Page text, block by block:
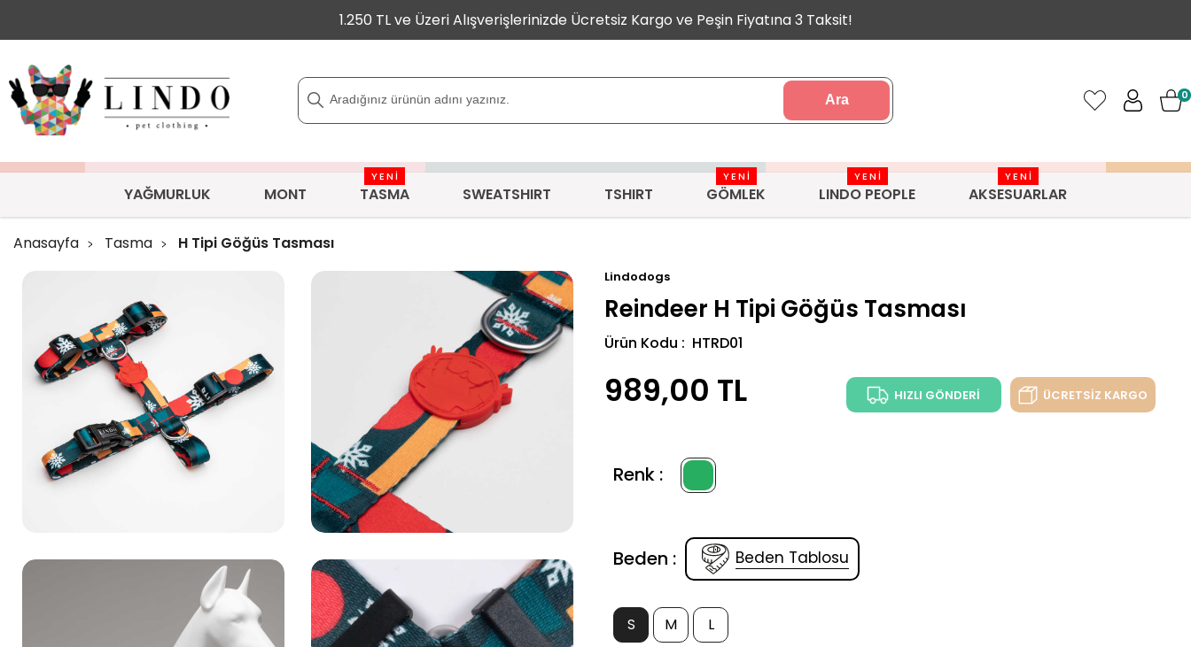
1.250 TL ve Üzeri Alışverişlerinizde Ücretsiz Kargo ve Peşin Fiyatına 3 Taksit!
Ara 0
YAĞMURLUK MONT
YENİ
TASMA SWEATSHIRT TSHIRT
YENİ
GÖMLEK
YENİ
LINDO PEOPLE
YENİ
AKSESUARLAR
Anasayfa Tasma H Tipi Göğüs Tasması
Lindodogs
Reindeer H Tipi Göğüs Tasması
Ürün Kodu : HTRD01
989,00 TL HIZLI GÖNDERİ ÜCRETSİZ KARGO
Renk :
Beden : Beden Tablosu
S M L